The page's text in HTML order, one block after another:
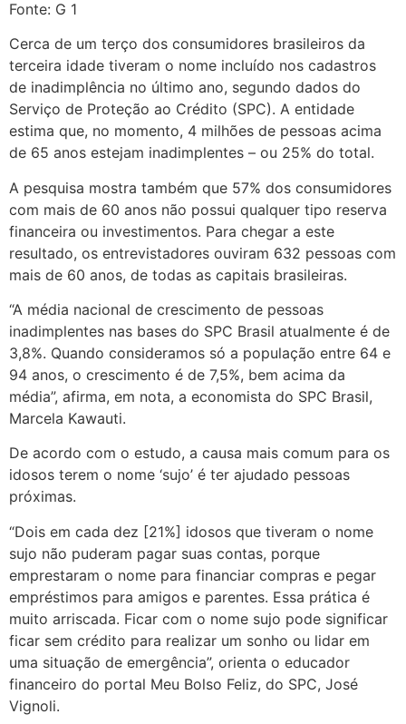
Fonte: G 1
Cerca de um terço dos consumidores brasileiros da
terceira idade tiveram o nome incluído nos cadastros
de inadimplência no último ano, segundo dados do
Serviço de Proteção ao Crédito (SPC). A entidade
estima que, no momento, 4 milhões de pessoas acima
de 65 anos estejam inadimplentes – ou 25% do total.
A pesquisa mostra também que 57% dos consumidores
com mais de 60 anos não possui qualquer tipo reserva
financeira ou investimentos. Para chegar a este
resultado, os entrevistadores ouviram 632 pessoas com
mais de 60 anos, de todas as capitais brasileiras.
“A média nacional de crescimento de pessoas
inadimplentes nas bases do SPC Brasil atualmente é de
3,8%. Quando consideramos só a população entre 64 e
94 anos, o crescimento é de 7,5%, bem acima da
média”, afirma, em nota, a economista do SPC Brasil,
Marcela Kawauti.
De acordo com o estudo, a causa mais comum para os
idosos terem o nome ‘sujo’ é ter ajudado pessoas
próximas.
“Dois em cada dez [21%] idosos que tiveram o nome
sujo não puderam pagar suas contas, porque
emprestaram o nome para financiar compras e pegar
empréstimos para amigos e parentes. Essa prática é
muito arriscada. Ficar com o nome sujo pode significar
ficar sem crédito para realizar um sonho ou lidar em
uma situação de emergência”, orienta o educador
financeiro do portal Meu Bolso Feliz, do SPC, José
Vignoli.